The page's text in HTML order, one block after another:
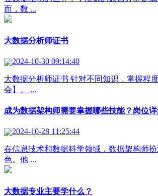
而，数 ...
大数据分析师证书
2024-10-30 09:14:40
大数据分析师证书 针对不同知识，掌握程
会】、 ...
成为数据架构师需要掌握哪些技能？岗位详
2024-10-28 11:25:44
在信息技术和数据科学领域，数据架构师
色。他 ...
大数据专业主要学什么？